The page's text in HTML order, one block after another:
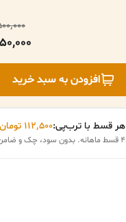
افزودن به سبد خرید
هر قسط با ترب‌پی:۱۱۲٬۵۰۰ تومان
۴ قسط ماهانه. بدون سود، چک و ضامن.